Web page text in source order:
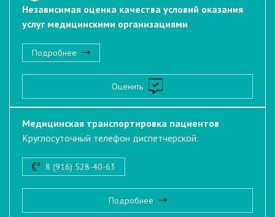
Независимая оценка качества условий оказания
услуг медицинскими организациями
Подробнее
Оценить
Медицинская транспортировка пациентов
Круглосуточный телефон диспетчерской:
8 (916) 528-40-63
Подробнее